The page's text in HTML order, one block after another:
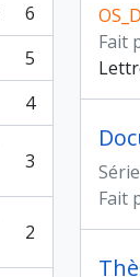
6
5
4
3
2
Fait
Fait